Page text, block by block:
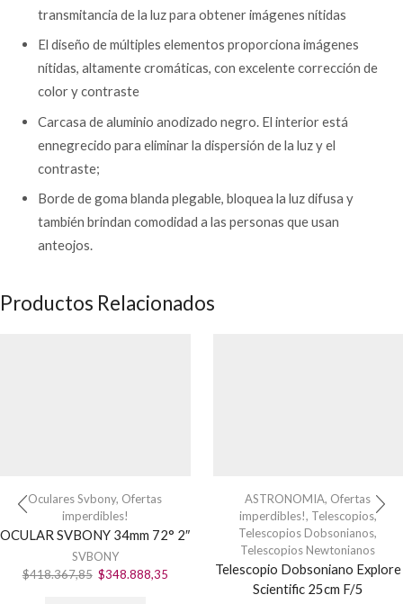
transmitancia de la luz para obtener imágenes nítidas
El diseño de múltiples elementos proporciona imágenes
nítidas, altamente cromáticas, con excelente corrección de
color y contraste
Carcasa de aluminio anodizado negro. El interior está
ennegrecido para eliminar la dispersión de la luz y el
contraste;
Borde de goma blanda plegable, bloquea la luz difusa y
también brindan comodidad a las personas que usan
anteojos.
Productos Relacionados
Oculares Svbony, Ofertas
imperdibles!
OCULAR SVBONY 34mm 72° 2″
SVBONY
$418.367,85 El
$348.888,35El
ASTRONOMIA, Ofertas
imperdibles!, Telescopios,
Telescopios Dobsonianos,
Telescopios Newtonianos
Telescopio Dobsoniano Explore
Scientific 25cm F/5